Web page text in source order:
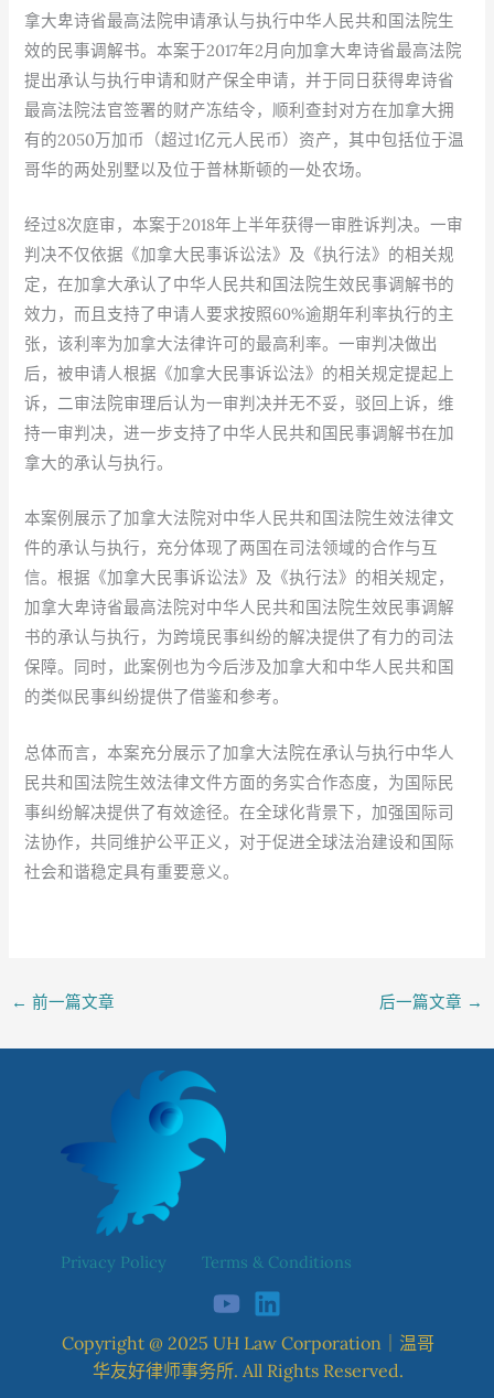
拿大卑诗省最高法院申请承认与执行中华人民共和国法院生
效的民事调解书。本案于2017年2月向加拿大卑诗省最高法院
提出承认与执行申请和财产保全申请，并于同日获得卑诗省
最高法院法官签署的财产冻结令，顺利查封对方在加拿大拥
有的2050万加币（超过1亿元人民币）资产，其中包括位于温
哥华的两处别墅以及位于普林斯顿的一处农场。
经过8次庭审，本案于2018年上半年获得一审胜诉判决。一审
判决不仅依据《加拿大民事诉讼法》及《执行法》的相关规
定，在加拿大承认了中华人民共和国法院生效民事调解书的
效力，而且支持了申请人要求按照60%逾期年利率执行的主
张，该利率为加拿大法律许可的最高利率。一审判决做出
后，被申请人根据《加拿大民事诉讼法》的相关规定提起上
诉，二审法院审理后认为一审判决并无不妥，驳回上诉，维
持一审判决，进一步支持了中华人民共和国民事调解书在加
拿大的承认与执行。
本案例展示了加拿大法院对中华人民共和国法院生效法律文
件的承认与执行，充分体现了两国在司法领域的合作与互
信。根据《加拿大民事诉讼法》及《执行法》的相关规定，
加拿大卑诗省最高法院对中华人民共和国法院生效民事调解
书的承认与执行，为跨境民事纠纷的解决提供了有力的司法
保障。同时，此案例也为今后涉及加拿大和中华人民共和国
的类似民事纠纷提供了借鉴和参考。
总体而言，本案充分展示了加拿大法院在承认与执行中华人
民共和国法院生效法律文件方面的务实合作态度，为国际民
事纠纷解决提供了有效途径。在全球化背景下，加强国际司
法协作，共同维护公平正义，对于促进全球法治建设和国际
社会和谐稳定具有重要意义。
← 前一篇文章 后一篇文章 →
Privacy Policy Terms & Conditions
Copyright @ 2025 UH Law Corporation｜温哥
华友好律师事务所. All Rights Reserved.